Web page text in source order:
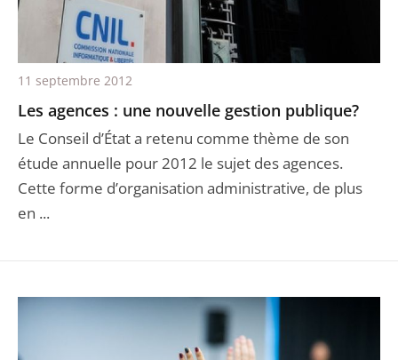
Les agences : une nouvelle gestion publique?
Le Conseil d’État a retenu comme thème de son
étude annuelle pour 2012 le sujet des agences.
Cette forme d’organisation administrative, de plus
en ...
11 septembre 2012